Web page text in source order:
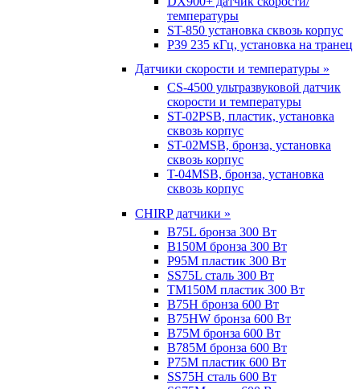
температуры
ST-850 установка сквозь корпус
P39 235 кГц, установка на транец
Датчики скорости и температуры »
CS-4500 ультразвуковой датчик
скорости и температуры
ST-02PSB, пластик, установка
сквозь корпус
ST-02MSB, бронза, установка
сквозь корпус
T-04MSB, бронза, установка
сквозь корпус
CHIRP датчики »
B75L бронза 300 Вт
B150M бронза 300 Вт
P95M пластик 300 Вт
SS75L сталь 300 Вт
TM150M пластик 300 Вт
B75H бронза 600 Вт
B75HW бронза 600 Вт
B75M бронза 600 Вт
B785M бронза 600 Вт
P75M пластик 600 Вт
SS75H сталь 600 Вт